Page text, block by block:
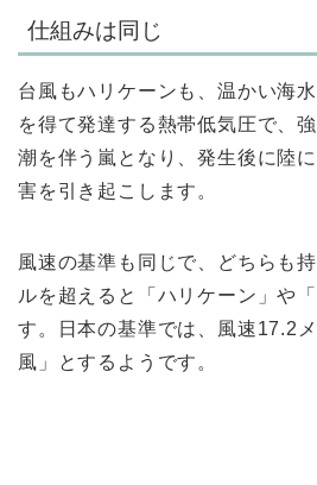
仕組みは同じ
台風もハリケーンも、温かい海
を得て発達する熱帯低気圧で、
潮を伴う嵐となり、発生後に陸
害を引き起こします。
風速の基準も同じで、どちらも
ルを超えると「ハリケーン」や
す。日本の基準では、風速17.2
風」とするようです。